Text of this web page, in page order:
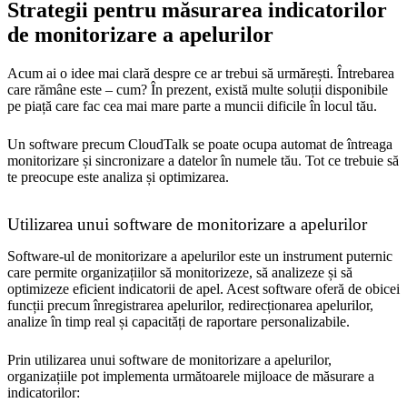
Strategii pentru măsurarea indicatorilor
de monitorizare a apelurilor
Acum ai o idee mai clară despre ce ar trebui să urmărești. Întrebarea
care rămâne este – cum? În prezent, există multe soluții disponibile
pe piață care fac cea mai mare parte a muncii dificile în locul tău.
Un software precum CloudTalk se poate ocupa automat de întreaga
monitorizare și sincronizare a datelor în numele tău. Tot ce trebuie să
te preocupe este analiza și optimizarea.
Utilizarea unui software de monitorizare a apelurilor
Software-ul de monitorizare a apelurilor este un instrument puternic
care permite organizațiilor să monitorizeze, să analizeze și să
optimizeze eficient indicatorii de apel. Acest software oferă de obicei
funcții precum înregistrarea apelurilor, redirecționarea apelurilor,
analize în timp real și capacități de raportare personalizabile.
Prin utilizarea unui software de monitorizare a apelurilor,
organizațiile pot implementa următoarele mijloace de măsurare a
indicatorilor: